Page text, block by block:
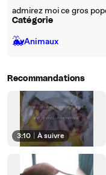
admirez moi ce gros
Catégorie
🐳Animaux
Recommandations
3:10 À suivre